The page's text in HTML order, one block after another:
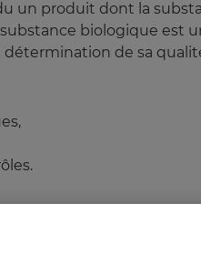
un produit dont la
biologique est
de sa